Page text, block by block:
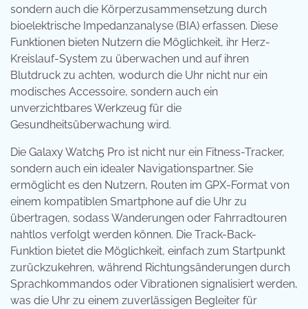
sondern auch die Körperzusammensetzung durch
bioelektrische Impedanzanalyse (BIA) erfassen. Diese
Funktionen bieten Nutzern die Möglichkeit, ihr Herz-
Kreislauf-System zu überwachen und auf ihren
Blutdruck zu achten, wodurch die Uhr nicht nur ein
modisches Accessoire, sondern auch ein
unverzichtbares Werkzeug für die
Gesundheitsüberwachung wird.
Die Galaxy Watch5 Pro ist nicht nur ein Fitness-Tracker,
sondern auch ein idealer Navigationspartner. Sie
ermöglicht es den Nutzern, Routen im GPX-Format von
einem kompatiblen Smartphone auf die Uhr zu
übertragen, sodass Wanderungen oder Fahrradtouren
nahtlos verfolgt werden können. Die Track-Back-
Funktion bietet die Möglichkeit, einfach zum Startpunkt
zurückzukehren, während Richtungsänderungen durch
Sprachkommandos oder Vibrationen signalisiert werden,
was die Uhr zu einem zuverlässigen Begleiter für